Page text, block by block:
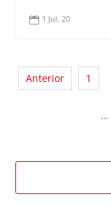
 1 Jul. 20
Anterior 1
…